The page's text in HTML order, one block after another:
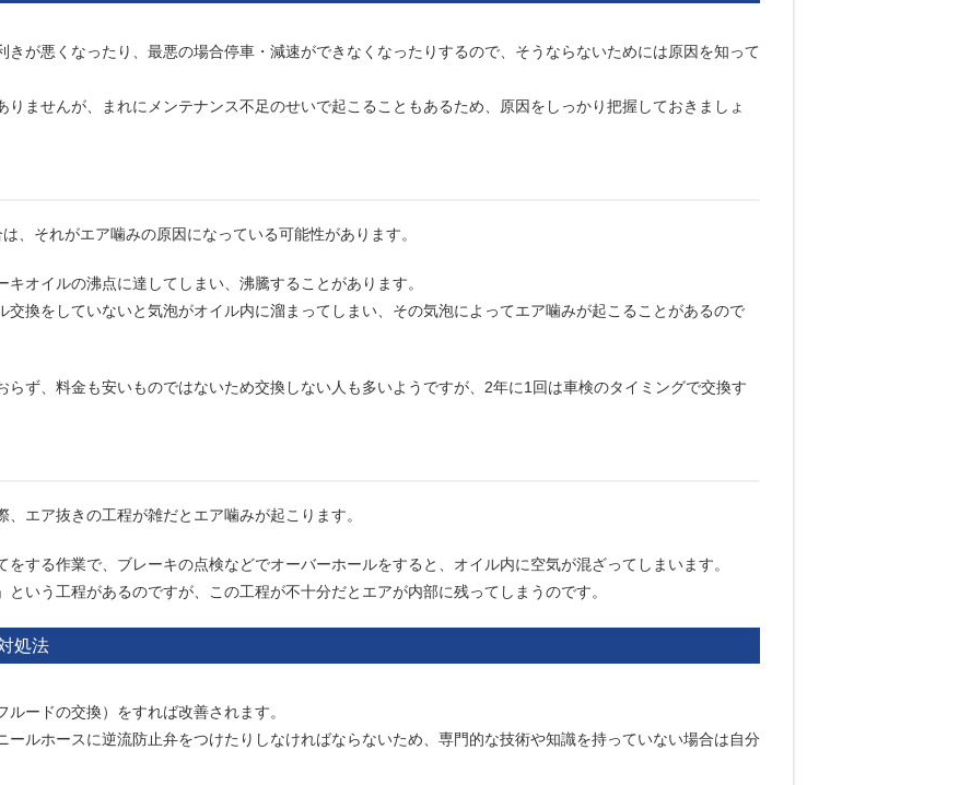
が悪くなったり、最悪の場合停車・減速ができなくなったりするので、そうならないためには原因を知って
ませんが、まれにメンテナンス不足のせいで起こることもあるため、原因をしっかり把握しておきましょ
、それがエア噛みの原因になっている可能性があります。
オイルの沸点に達してしまい、沸騰することがあります。
換をしていないと気泡がオイル内に溜まってしまい、その気泡によってエア噛みが起こることがあるので
ず、料金も安いものではないため交換しない人も多いようですが、2年に1回は車検のタイミングで交換す
エア抜きの工程が雑だとエア噛みが起こります。
する作業で、ブレーキの点検などでオーバーホールをすると、オイル内に空気が混ざってしまいます。
いう工程があるのですが、この工程が不十分だとエアが内部に残ってしまうのです。
処法
ードの交換）をすれば改善されます。
ールホースに逆流防止弁をつけたりしなければならないため、専門的な技術や知識を持っていない場合は自分